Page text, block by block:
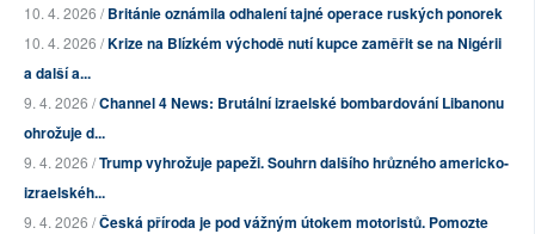
10. 4. 2026 /Británie oznámila odhalení tajné operace ruských ponorek
10. 4. 2026 /Krize na Blízkém východě nutí kupce zaměřit se na Nigérii
a další a...
9. 4. 2026 /Channel 4 News: Brutální izraelské bombardování Libanonu
ohrožuje d...
9. 4. 2026 /Trump vyhrožuje papeži. Souhrn dalšího hrůzného americko-
izraelskéh...
9. 4. 2026 /Česká příroda je pod vážným útokem motoristů. Pomozte